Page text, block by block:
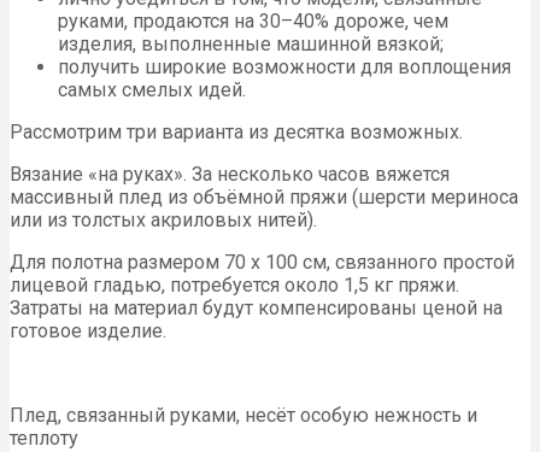
руками, продаются на 30–40% дороже, чем
изделия, выполненные машинной вязкой;
получить широкие возможности для воплощения
самых смелых идей.
Рассмотрим три варианта из десятка возможных.
Вязание «на руках». За несколько часов вяжется
массивный плед из объёмной пряжи (шерсти мериноса
или из толстых акриловых нитей).
Для полотна размером 70 х 100 см, связанного простой
лицевой гладью, потребуется около 1,5 кг пряжи.
Затраты на материал будут компенсированы ценой на
готовое изделие.
Плед, связанный руками, несёт особую нежность и
теплоту